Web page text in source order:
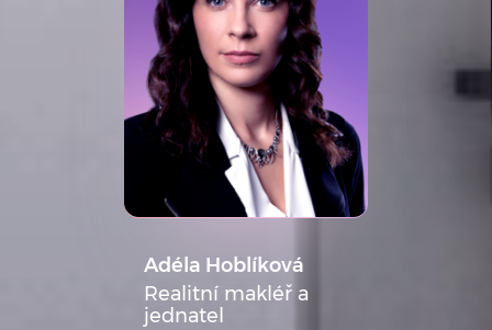
Adéla Hoblíková
Realitní makléř a
jednatel